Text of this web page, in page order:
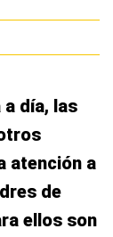
día, las
atención a
de
ellos son